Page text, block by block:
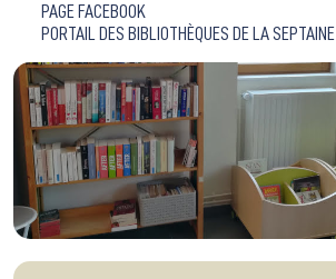
PAGE FACEBOOK
PORTAIL DES BIBLIOTHÈQUES DE LA SEPTAINE